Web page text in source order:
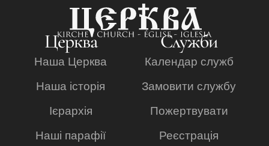
Церква
Наша Церква
Наша історія
Ієрархія
Наші парафії
Служби
Календар служб
Замовити службу
Пожертвувати
Реєстрація